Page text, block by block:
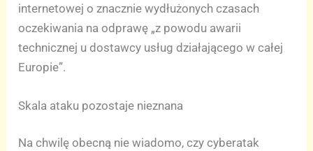
internetowej o znacznie wydłużonych czasach
oczekiwania na odprawę „z powodu awarii
technicznej u dostawcy usług działającego w całej
Europie”.
Skala ataku pozostaje nieznana
Na chwilę obecną nie wiadomo, czy cyberatak